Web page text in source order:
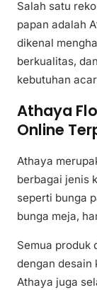
Salah satu
papan adalah
dikenal
berkualitas,
kebutuhan
Athaya
Online
Athaya
berbagai jenis
seperti bunga
bunga meja,
Semua produk
dengan desain
Athaya juga